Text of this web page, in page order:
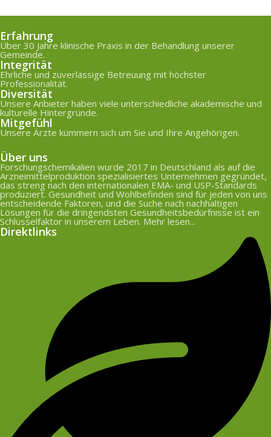
Erfahrung
Über 30 Jahre klinische Praxis in der Behandlung unserer
Gemeinde.
Integrität
Ehrliche und zuverlässige Betreuung mit höchster
Professionalität.
Diversität
Unsere Anbieter haben viele unterschiedliche akademische und
kulturelle Hintergründe.
Mitgefühl
Unsere Ärzte kümmern sich um Sie und Ihre Angehörigen.
Über uns
Forschungschemikalien wurde 2017 in Deutschland als auf die
Arzneimittelproduktion spezialisiertes Unternehmen gegründet,
das streng nach den internationalen EMA- und USP-Standards
produziert. Gesundheit und Wohlbefinden sind für jeden von uns
entscheidende Faktoren, und die Suche nach nachhaltigen
Lösungen für die dringendsten Gesundheitsbedürfnisse ist ein
Schlüsselfaktor in unserem Leben. Mehr lesen...
Direktlinks